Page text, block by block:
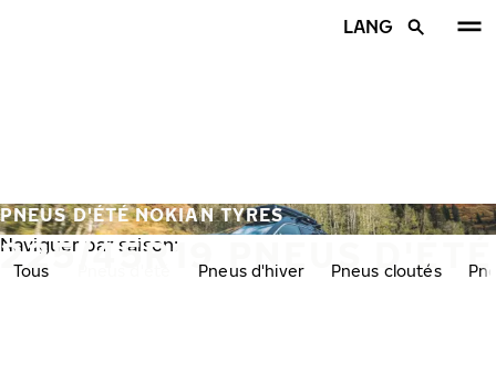
LANG
225/45R19 PNEUS D'ÉTÉ
PNEUS D'ÉTÉ NOKIAN TYRES
Naviguer par saison:
Tous Pneus d'hiver Pneus cloutés